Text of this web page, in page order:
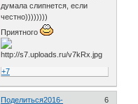
думала слипнется, если
честно))))))))
Приятного
+7
Поделиться 6
2016-